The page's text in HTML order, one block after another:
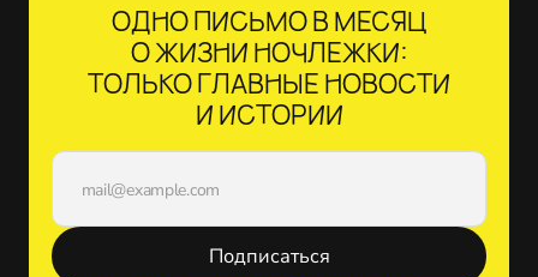
ОДНО ПИСЬМО В МЕСЯЦ
О ЖИЗНИ НОЧЛЕЖКИ:
ТОЛЬКО ГЛАВНЫЕ НОВОСТИ
И ИСТОРИИ
Подписаться